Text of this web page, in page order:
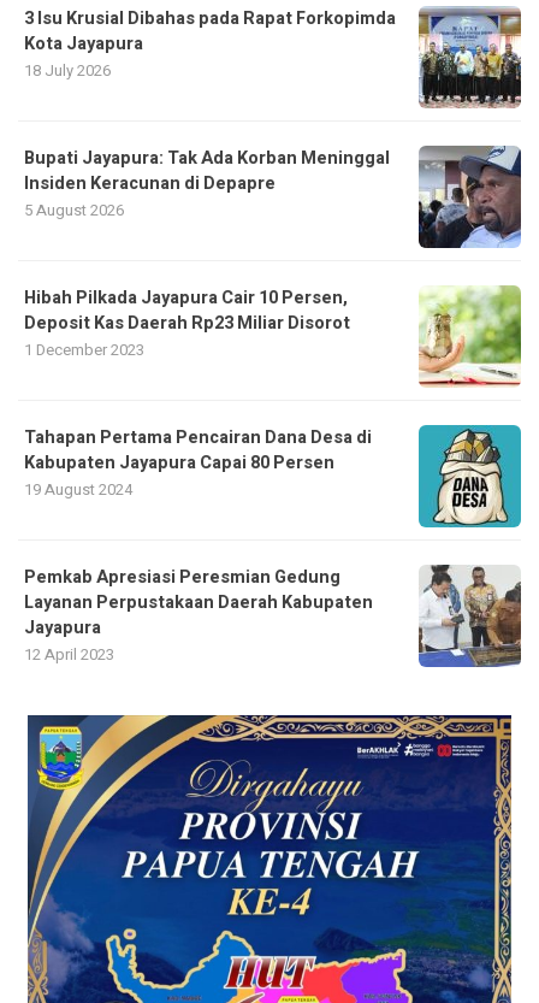
3 Isu Krusial Dibahas pada Rapat Forkopimda
Kota Jayapura
18 July 2026
Bupati Jayapura: Tak Ada Korban Meninggal
Insiden Keracunan di Depapre
5 August 2026
Hibah Pilkada Jayapura Cair 10 Persen,
Deposit Kas Daerah Rp23 Miliar Disorot
1 December 2023
Tahapan Pertama Pencairan Dana Desa di
Kabupaten Jayapura Capai 80 Persen
19 August 2024
Pemkab Apresiasi Peresmian Gedung
Layanan Perpustakaan Daerah Kabupaten
Jayapura
12 April 2023